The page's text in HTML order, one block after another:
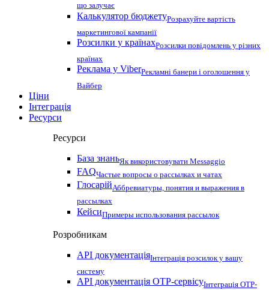
що залучає
Калькулятор бюджетуРозрахуйте вартість
маркетингової кампанії
Розсилки у країнахРозсилки повідомлень у різних
країнах
Реклама у ViberРекламні банери і оголошення у
Вайбер
Ціни
Інтеграція
Ресурси
Ресурси
База знаньЯк використовувати Messaggio
FAQЧастые вопросы о рассылках и чатах
ГлосарійАббревиатуры, понятия и выражения в
рассылках
КейсиПримеры использования рассылок
Розробникам
API документаціяІнтеграція розсилок у вашу
систему
API документація OTP-сервісуІнтеграція OTP-